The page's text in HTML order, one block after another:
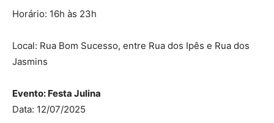
Horário: 16h às 23h
Local: Rua Bom Sucesso, entre Rua dos Ipês e Rua dos
Jasmins
Evento: Festa Julina
Data: 12/07/2025